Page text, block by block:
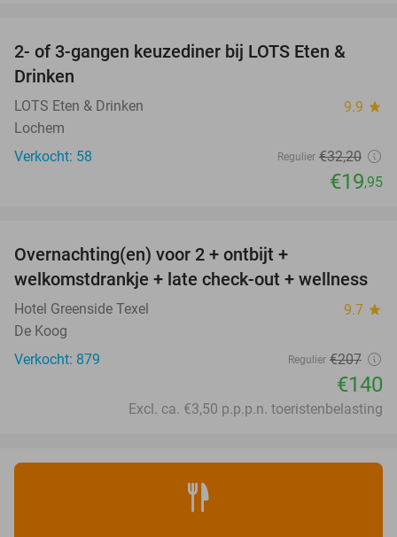
38%
2- of 3-gangen keuzediner bij LOTS Eten &
Drinken
LOTS Eten & Drinken 9.9 star
Lochem
Verkocht: 58
Regulier €32,20
€19,95
Overnachting(en) voor 2 + ontbijt +
welkomstdrankje + late check-out + wellness
Hotel Greenside Texel 9.7 star
De Koog
Verkocht: 879
Regulier €207
€140
Excl. ca. €3,50 p.p.p.n. toeristenbelasting